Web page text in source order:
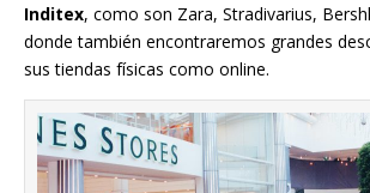
Inditex, como son Zara, Stradivarius,
donde también encontraremos grandes
sus tiendas físicas como online.